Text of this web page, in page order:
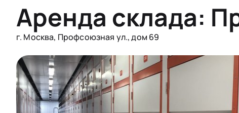
Аренда склада:
г. Москва, Профсоюзная ул., дом 69